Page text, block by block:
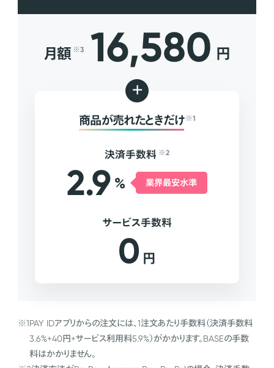
月額 ※3 16,580 円
+
商品が売れたときだけ ※1
決済手数料 ※2
2.9 % 業界最安水準
サービス手数料
0 円
※1PAY IDアプリからの注文には、1注文あたり手数料（決済手数料
3.6%+40円+サービス利用料5.9%）がかかります。BASEの手数
料はかかりません。